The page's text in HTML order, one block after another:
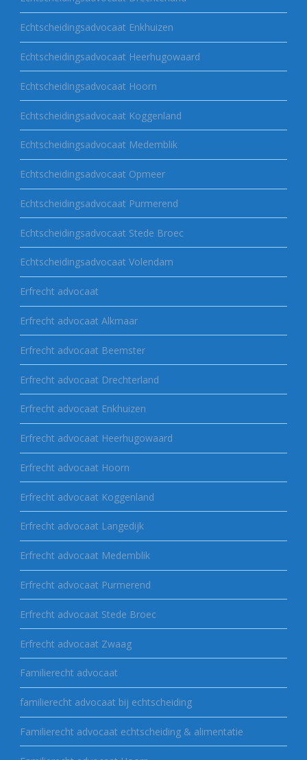
Echtscheidingsadvocaat Enkhuizen
Echtscheidingsadvocaat Heerhugowaard
Echtscheidingsadvocaat Hoorn
Echtscheidingsadvocaat Koggenland
Echtscheidingsadvocaat Medemblik
Echtscheidingsadvocaat Opmeer
Echtscheidingsadvocaat Purmerend
Echtscheidingsadvocaat Stede Broec
Echtscheidingsadvocaat Volendam
Erfrecht advocaat
Erfrecht advocaat Alkmaar
Erfrecht advocaat Beemster
Erfrecht advocaat Drechterland
Erfrecht advocaat Enkhuizen
Erfrecht advocaat Heerhugowaard
Erfrecht advocaat Hoorn
Erfrecht advocaat Koggenland
Erfrecht advocaat Langedijk
Erfrecht advocaat Medemblik
Erfrecht advocaat Purmerend
Erfrecht advocaat Stede Broec
Erfrecht advocaat Zwaag
Familierecht advocaat
familierecht advocaat bij echtscheiding
Familierecht advocaat echtscheiding & alimentatie